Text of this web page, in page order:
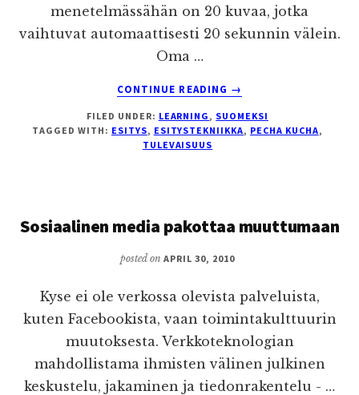
menetelmässähän on 20 kuvaa, jotka
vaihtuvat automaattisesti 20 sekunnin välein.
Oma …
CONTINUE READING
ABOUT
PECHA
KUCHASTA
→
FILED UNDER: LEARNING , SUOMEKSI
TAGGED WITH: ESITYS, ESITYSTEKNIIKKA, PECHA KUCHA,
TULEVAISUUS
Sosiaalinen media pakottaa muuttumaan
posted onAPRIL 30, 2010
Kyse ei ole verkossa olevista palveluista,
kuten Facebookista, vaan toimintakulttuurin
muutoksesta. Verkkoteknologian
mahdollistama ihmisten välinen julkinen
keskustelu, jakaminen ja tiedonrakentelu - …